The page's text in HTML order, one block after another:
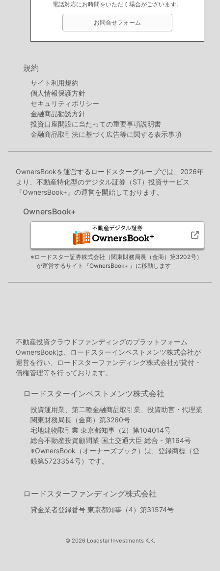
電話対応にお時間をいただく場合がございます。
お問合せフォーム
規約
サイト利用規約
個人情報保護方針
セキュリティポリシー
金融商品勧誘方針
投資口座開設に当たっての重要事項説明書
金融商品取引法に基づく広告等に関する表示事項
OwnersBookを運営するロードスターグループでは、2026年
より、不動産特化型のデジタル証券（ST）投資サービス
『OwnersBook+』の運営を開始しております。
OwnersBook+
※ロードスター証券株式会社（関東財務局長（金商）第3202号）
が運営するサイト『OwnersBook+ 』に移動します
不動産投資クラウドファンディングのプラットフォーム
OwnersBookは、ロードスターインベストメンツ株式会社が
運営を行い、ロードスターファンディング株式会社が貸付・
債権管理等を行っております。
ロードスターインベストメンツ株式会社
投資運用業、第二種金融商品取引業、投資助言・代理業
関東財務局長（金商）第3260号
宅地建物取引業 東京都知事（2）第104014号
総合不動産投資顧問業 国土交通大臣 総合 - 第164号
※OwnersBook（オーナーズブック）は、登録商標（登
録第5723354号）です。
ロードスターファンディング株式会社
貸金業者登録番号 東京都知事（4）第31574号
© 2026 Loadstar Investments K.K.